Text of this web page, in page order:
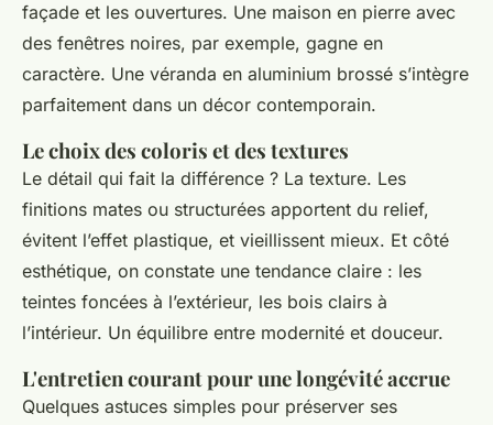
façade et les ouvertures. Une maison en pierre avec
des fenêtres noires, par exemple, gagne en
caractère. Une véranda en aluminium brossé s’intègre
parfaitement dans un décor contemporain.
Le choix des coloris et des textures
Le détail qui fait la différence ? La texture. Les
finitions mates ou structurées apportent du relief,
évitent l’effet plastique, et vieillissent mieux. Et côté
esthétique, on constate une tendance claire : les
teintes foncées à l’extérieur, les bois clairs à
l’intérieur. Un équilibre entre modernité et douceur.
L'entretien courant pour une longévité accrue
Quelques astuces simples pour préserver ses